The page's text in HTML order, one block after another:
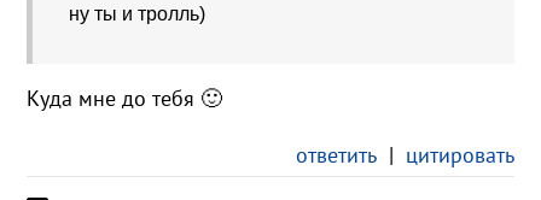
ну ты и тролль)
Куда мне до тебя 🙂
ответить| цитировать